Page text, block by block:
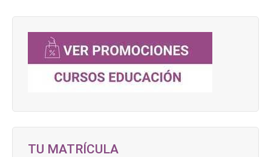
TU MATRÍCULA